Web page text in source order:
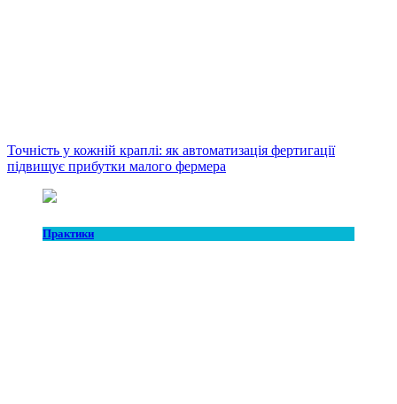
Точність у кожній краплі: як автоматизація фертигації
підвищує прибутки малого фермера
Практики